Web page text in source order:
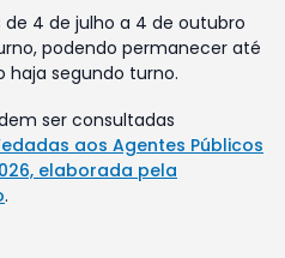
4 de julho a 4 de outubro
podendo permanecer até
haja segundo turno.
ser consultadas
aos Agentes Públicos
elaborada pela
.